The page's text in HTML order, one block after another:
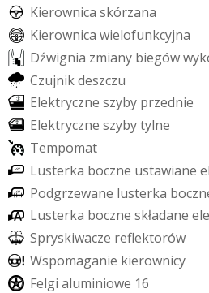
Kierownica skórzana
Kierownica wielofunkcyjna
Dźwignia zmiany biegówwyk
Czujnikdeszczu
Elektryczne szyby przednie
Elektryczne szybytylne
Tempomat
Lusterka boczne ustawiane el
Podgrzewane lusterka boczn
Lusterka boczne składane ele
Spryskiwacze refektorów
Wspomaganie kierownicy
Felgi aluminiowe 16